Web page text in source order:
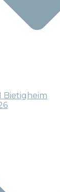
Bietigheim